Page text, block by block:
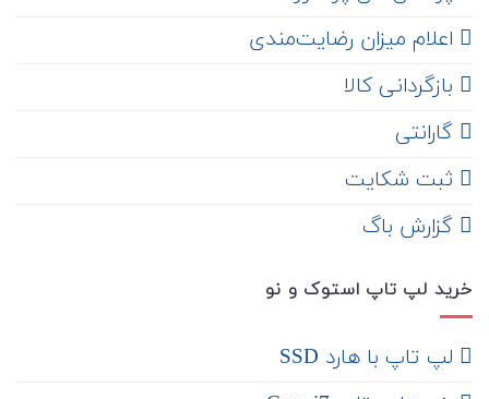
اعلام میزان رضایت‌مندی
‌ بازگردانی کالا
گارانتی
ثبت شکایت
‌ گزارش باگ
خرید لپ تاپ استوک و نو
لپ تاپ با هارد SSD